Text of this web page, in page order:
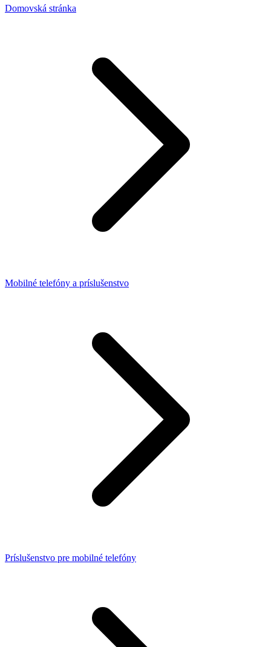
Domovská stránka
Mobilné telefóny a príslušenstvo
Príslušenstvo pre mobilné telefóny